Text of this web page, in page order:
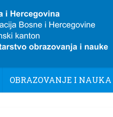
OBRAZOVANJE I NAUKA